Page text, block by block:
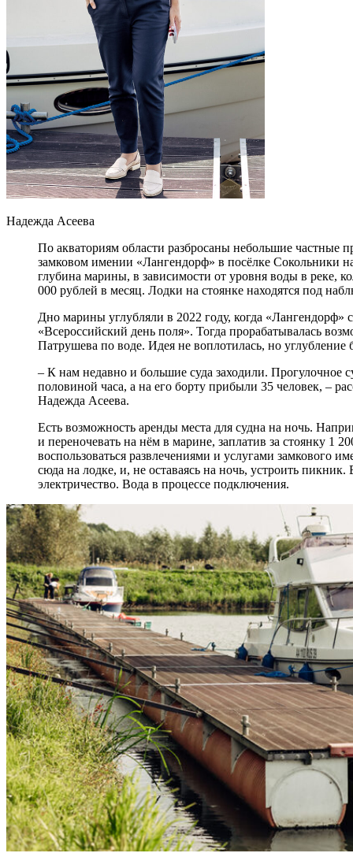
Надежда Асеева
По акваториям области разбросаны небольшие частные
замковом имении «Лангендорф» в посёлке Сокольники
глубина марины, в зависимости от уровня воды в реке,
000 рублей в месяц. Лодки на стоянке находятся под
Дно марины углубляли в 2022 году, когда
«Всероссийский день поля». Тогда прорабатывалась
Патрушева по воде. Идея не воплотилась, но углубление
– К нам недавно и большие суда заходили. Прогулочное
половиной часа, а на его борту прибыли 35 человек, –
Надежда Асеева.
Есть возможность аренды места для судна на ночь.
и переночевать на нём в марине, заплатив за стоянку 1
воспользоваться развлечениями и услугами замкового
сюда на лодке, и, не оставаясь на ночь, устроить
электричество. Вода в процессе подключения.